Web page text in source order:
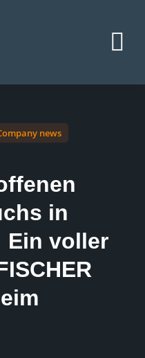
news
in
Ein voller